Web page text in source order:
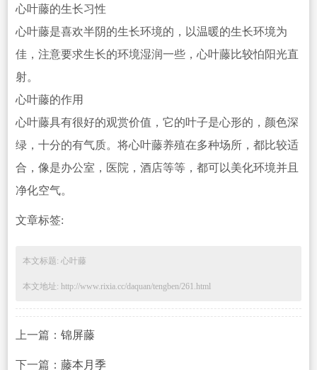
心叶藤的生长习性
心叶藤是喜欢半阴的生长环境的，以温暖的生长环境为
佳，注意要求生长的环境湿润一些，心叶藤比较怕阳光直
射。
心叶藤的作用
心叶藤具有很好的观赏价值，它的叶子是心形的，颜色深
绿，十分的有气质。将心叶藤养殖在多种场所，都比较适
合，像是办公室，医院，酒店等等，都可以美化环境并且
净化空气。
文章标签:
本文标题: 心叶藤
本文地址: http://www.rixia.cc/daquan/tengben/261.html
上一篇： 锦屏藤
下一篇： 藤本月季